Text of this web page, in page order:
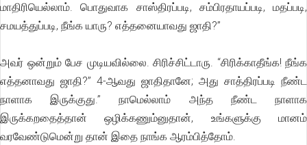
மாதிரியெல்லாம். பொதுவாக சாஸ்திரப்படி, சம்பிரதாயப்படி, மதப்படி,
சமயத்துப்படி, நீங்க யாரு? எத்தனையாவது ஜாதி?’’
அவர் ஒன்றும் பேச முடியவில்லை. சிரிச்சிட்டாரு. “சிரிக்காதீங்க! நீங்க
எத்தனாவது ஜாதி?’’ 4-ஆவது ஜாதிதானே; அது சாத்திரப்படி நீண்ட
நாளாக இருக்குது.’’ நாமெல்லாம் அந்த நீண்ட நாளாக
இருக்கறதைத்தான் ஒழிக்கணும்னுதான், உங்களுக்கு மானம்
வரவேண்டுமென்று தான் இதை நாங்க ஆரம்பித்தோம்.